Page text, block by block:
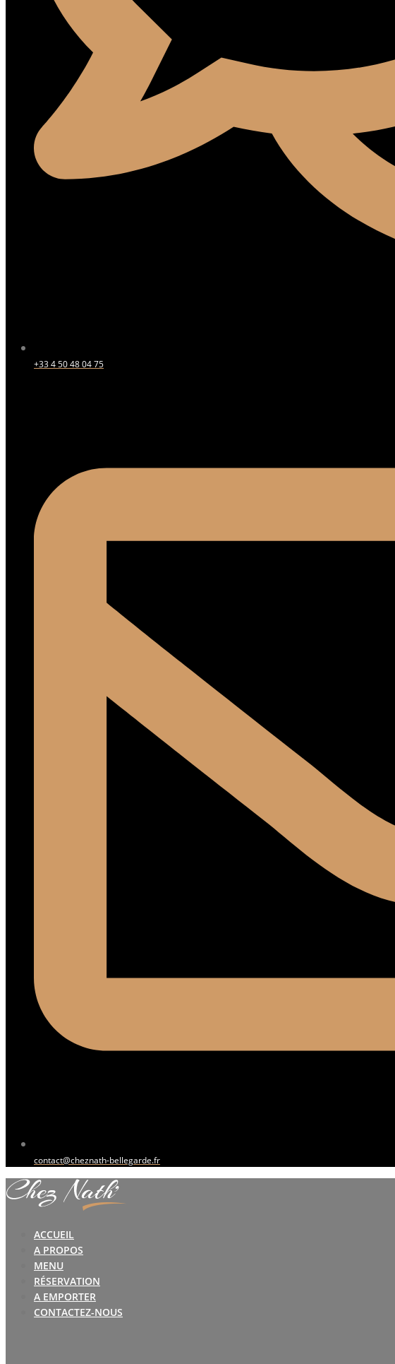
+33 4 50 48 04 75
contact@cheznath-bellegarde.fr
ACCUEIL
A PROPOS
MENU
RÉSERVATION
A EMPORTER
CONTACTEZ-NOUS